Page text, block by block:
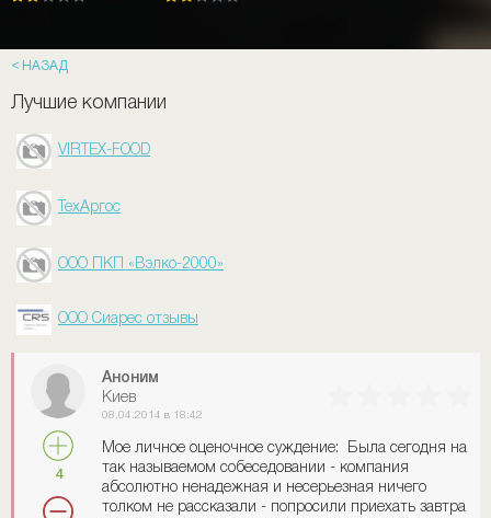
НАЗАД
Лучшие компании
VIRTEX-FOOD
ТехАргос
ООО ПКП «Вэлко-2000»
ООО Сиарес отзывы
4
Аноним
Киев
08.04.2014 в 18:42
Мое личное оценочное суждение: Была сегодня на
так называемом собеседовании - компания
абсолютно ненадежная и несерьезная ничего
толком не рассказали - попросили приехать завтра